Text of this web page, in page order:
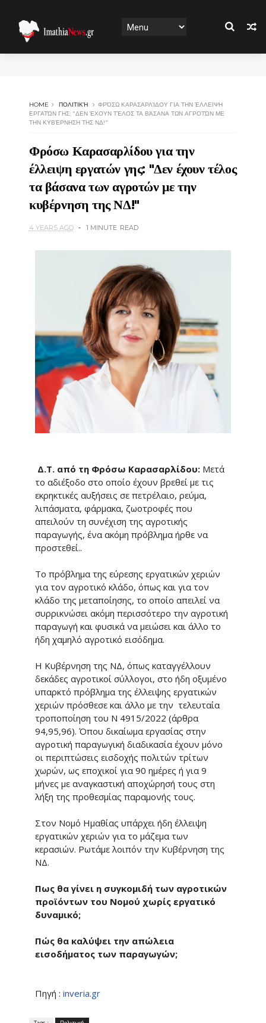
HOME ΠΟΛΙΤΙΚΉ
ΦΡΌΣΩ ΚΑΡΑΣΑΡΛΊΔΟΥ ΓΙΑ ΤΗΝ ΈΛΛΕΙΨΗ
ΕΡΓΑΤΏΝ ΓΗΣ: "ΔΕΝ ΈΧΟΥΝ ΤΈΛΟΣ ΤΑ ΒΆΣΑΝΑ ΤΩΝ ΑΓΡΟΤΏΝ ΜΕ
ΤΗΝ ΚΥΒΈΡΝΗΣΗ ΤΗΣ ΝΔ!"
Φρόσω Καρασαρλίδου για την
έλλειψη εργατών γης: "Δεν έχουν τέλος
τα βάσανα των αγροτών με την
κυβέρνηση της ΝΔ!"
4 YEARS AGO 1 MINUTE READ
Δ.Τ. από τη Φρόσω Καρασαρλίδου: Μετά
το αδιέξοδο στο οποίο έχουν βρεθεί με τις
εκρηκτικές αυξήσεις σε πετρέλαιο, ρεύμα,
λιπάσματα, φάρμακα, ζωοτροφές που
απειλούν τη συνέχιση της αγροτικής
παραγωγής, ένα ακόμη πρόβλημα ήρθε να
προστεθεί..
Το πρόβλημα της εύρεσης εργατικών χεριών
για τον αγροτικό κλάδο, όπως και για τον
κλάδο της μεταποίησης, το οποίο απειλεί να
συρρικνώσει ακόμη περισσότερο την αγροτική
παραγωγή και φυσικά να μειώσει και άλλο το
ήδη χαμηλό αγροτικό εισόδημα.
Η Κυβέρνηση της ΝΔ, όπως καταγγέλλουν
δεκάδες αγροτικοί σύλλογοι, στο ήδη οξυμένο
υπαρκτό πρόβλημα της έλλειψης εργατικών
χεριών πρόσθεσε και άλλο με την τελευταία
τροποποίηση του Ν 4915/2022 (άρθρα
94,95,96). Όπου δικαίωμα εργασίας στην
αγροτική παραγωγική διαδικασία έχουν μόνο
οι περιπτώσεις εισδοχής πολιτών τρίτων
χωρών, ως εποχικοί για 90 ημέρες ή για 9
μήνες με αναγκαστική αποχώρησή τους στη
λήξη της προθεσμίας παραμονής τους.
Στον Νομό Ημαθίας υπάρχει ήδη έλλειψη
εργατικών χεριών για το μάζεμα των
κερασιών. Ρωτάμε λοιπόν την Κυβέρνηση της
ΝΔ.
Πως θα γίνει η συγκομιδή των αγροτικών
προϊόντων του Νομού χωρίς εργατικό
δυναμικό;
Πώς θα καλύψει την απώλεια
εισοδήματος των παραγωγών;
Πηγή : inveria.gr